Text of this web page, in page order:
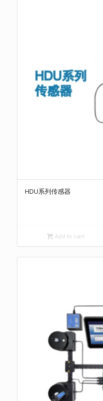
HDU系列传感器
Add to cart